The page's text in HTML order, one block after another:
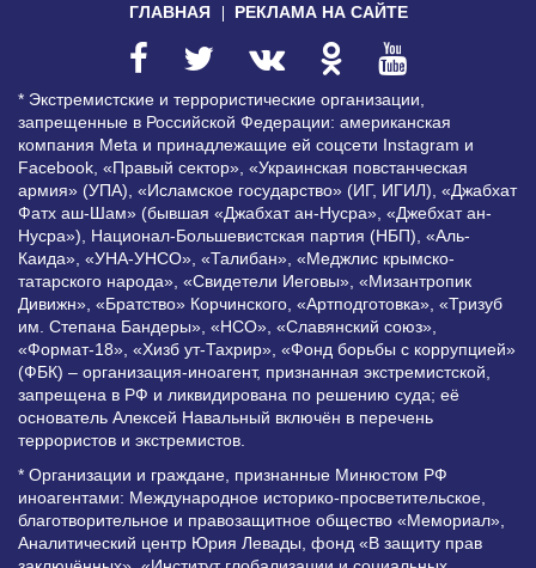
ГЛАВНАЯ РЕКЛАМА НА САЙТЕ
* Экстремистские и террористические организации,
запрещенные в Российской Федерации: американская
компания Meta и принадлежащие ей соцсети Instagram и
Facebook, «Правый сектор», «Украинская повстанческая
армия» (УПА), «Исламское государство» (ИГ, ИГИЛ), «Джабхат
Фатх аш-Шам» (бывшая «Джабхат ан-Нусра», «Джебхат ан-
Нусра»), Национал-Большевистская партия (НБП), «Аль-
Каида», «УНА-УНСО», «Талибан», «Меджлис крымско-
татарского народа», «Свидетели Иеговы», «Мизантропик
Дивижн», «Братство» Корчинского, «Артподготовка», «Тризуб
им. Степана Бандеры», «НСО», «Славянский союз»,
«Формат-18», «Хизб ут-Тахрир», «Фонд борьбы с коррупцией»
(ФБК) – организация-иноагент, признанная экстремистской,
запрещена в РФ и ликвидирована по решению суда; её
основатель Алексей Навальный включён в перечень
террористов и экстремистов.
* Организации и граждане, признанные Минюстом РФ
иноагентами: Международное историко-просветительское,
благотворительное и правозащитное общество «Мемориал»,
Аналитический центр Юрия Левады, фонд «В защиту прав